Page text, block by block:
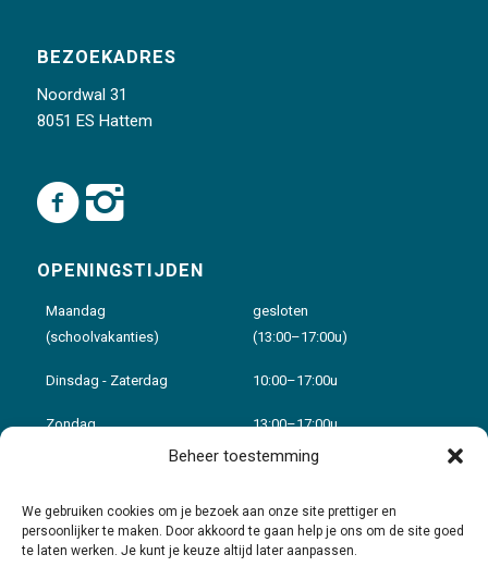
Beheer toestemming
We gebruiken cookies om je bezoek aan onze site prettiger en
persoonlijker te maken. Door akkoord te gaan help je ons om de site goed
te laten werken. Je kunt je keuze altijd later aanpassen.
BEZOEKADRES
Noordwal 31
8051 ES Hattem
OPENINGSTIJDEN
Maandag
(schoolvakanties)
gesloten
(13:00–17:00u)
Dinsdag - Zaterdag 10:00–17:00u
Zondag 13:00–17:00u
Openingstijden